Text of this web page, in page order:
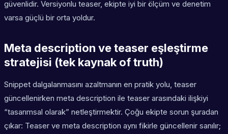
güvenlidir. Versiyonlu teaser, ekipte iyi bir ölçüm ve denetim
varsa güçlü bir orta yoldur.
Meta description ve teaser eşleştirme
stratejisi (tek kaynak of truth)
Snippet dalgalanmasını azaltmanın en pratik yolu, teaser
güncellenirken meta description ile teaser arasındaki ilişkiyi
“tasarımsal olarak” netleştirmektir. Çoğu ekipte sorun şuradan
çıkar: Teaser ve meta description aynı fikirle güncellenir sanılır;